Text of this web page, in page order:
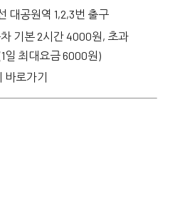
대공원역 1,2,3번 출구
기본 2시간 4000원, 초과
일 최대요금 6000원)
바로가기